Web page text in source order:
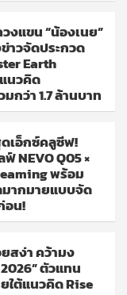
งแขน “น้องเนย”
าวจัดประกวด
Earth
นวคิด
มกว่า 1.7 ล้านบาท
เอ็กซ์คลูซีฟ!
NEVO Q05 ×
พร้อม
มากมายแบบจัด
อน!
สง่า คว้ามง
ตัวแทน
ใต้แนวคิด Rise